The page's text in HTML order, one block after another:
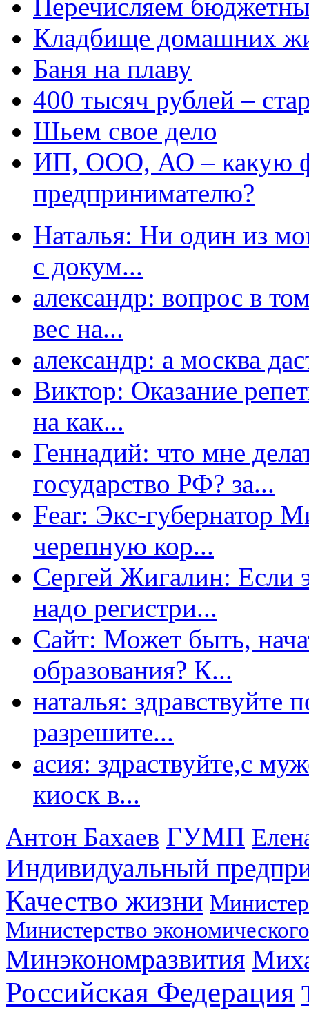
Перечисляем
Кладбище домашних
Баня на плаву
400 тысяч рублей –
Шьем свое дело
ИП, ООО, АО – какую
предпринимателю?
Наталья: Ни один из
с докум...
александр: вопрос в
вес на...
александр: а москва
Виктор: Оказание
на как...
Геннадий: что мне
государство РФ? за...
Fear: Экс-губернатор
черепную кор...
Сергей Жигалин: Если
надо регистри...
Сайт: Может быть,
образования? К...
наталья: здравствуйте
разрешите...
асия: здраствуйте,с
киоск в...
Антон Бахаев ГУМП
Индивидуальный
Качество жизни
Министерство
Минэкономразвития
Российская Федерация